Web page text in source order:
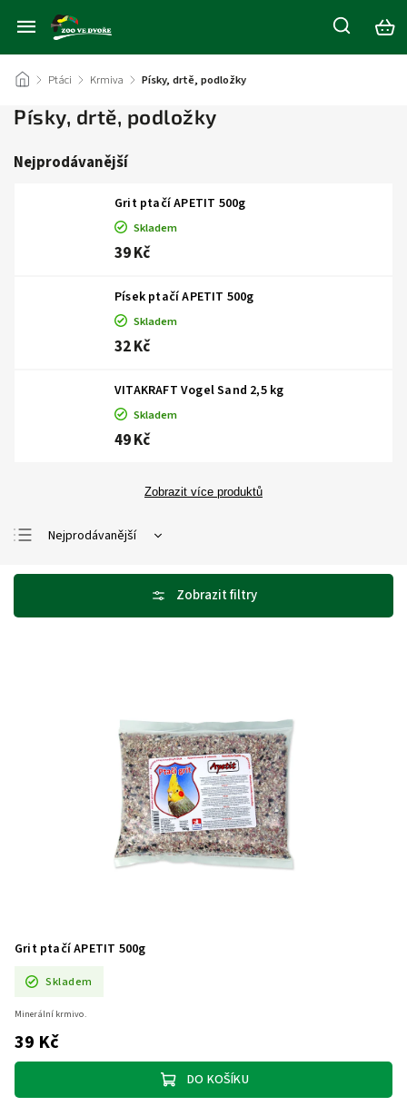
/ Ptáci / Krmiva / Písky, drtě, podložky
Písky, drtě, podložky
Nejprodávanější
Grit ptačí APETIT 500g
Skladem
39 Kč
Písek ptačí APETIT 500g
Skladem
32 Kč
VITAKRAFT Vogel Sand 2,5 kg
Skladem
49 Kč
Zobrazit více produktů
Nejprodávanější
Abecedně
Grit ptačí APETIT 500g
Skladem
39 Kč
DO KOŠÍKU
Minerální krmivo.